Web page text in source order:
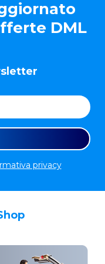
DML
privacy